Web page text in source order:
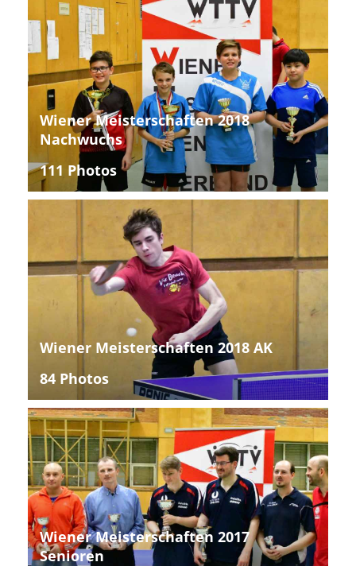
Wiener Meisterschaften 2018
Nachwuchs
111 Photos
Wiener Meisterschaften 2018 AK
84 Photos
Wiener Meisterschaften 2017
Senioren